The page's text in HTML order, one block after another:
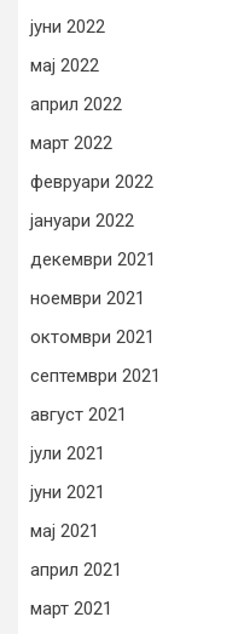
јуни 2022
мај 2022
април 2022
март 2022
февруари 2022
јануари 2022
декември 2021
ноември 2021
октомври 2021
септември 2021
август 2021
јули 2021
јуни 2021
мај 2021
април 2021
март 2021